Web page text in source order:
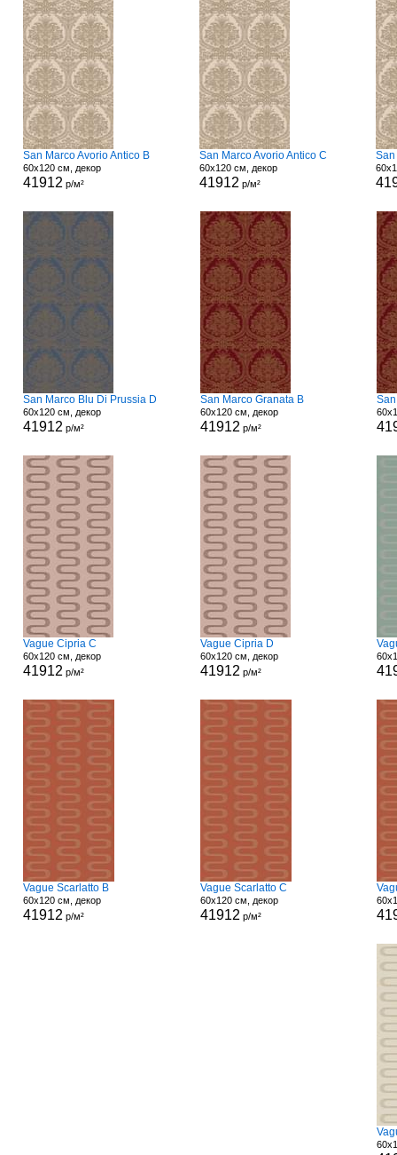
San Marco Avorio Antico B
60x120 см, декор
41912 р/м²
San Marco Avorio Antico C
60x120 см, декор
41912 р/м²
San Marco Blu Di Prussia D
60x120 см, декор
41912 р/м²
San Marco Granata B
60x120 см, декор
41912 р/м²
Vague Cipria C
60x120 см, декор
41912 р/м²
Vague Cipria D
60x120 см, декор
41912 р/м²
Vague Scarlatto B
60x120 см, декор
41912 р/м²
Vague Scarlatto C
60x120 см, декор
41912 р/м²